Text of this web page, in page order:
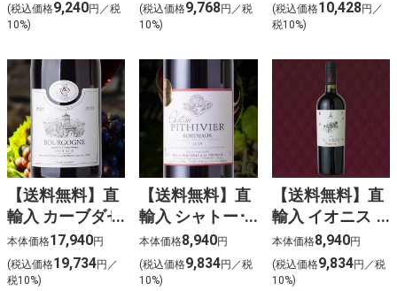
24本入〉
(税込価格9,240円／税
10%)
(白) 6本入
(税込価格9,768円／税
10%)
本入
(税込価格10,428円／
税10%)
【送料無料】直
輸入 カーブダゼ
ブルゴーニュ ピ
ノノワール (赤)
（6本入）
本体価格17,940円
(税込価格19,734円／
税10%)
【送料無料】直
輸入 シャトー･
ピティヴィエ･
ボルドー (赤)
（6本入）
本体価格8,940円
(税込価格9,834円／税
10%)
【送料無料】直
輸入 イオニス
プリミティーヴ
ォ (赤)（6本
入）
本体価格8,940円
(税込価格9,834円／税
10%)